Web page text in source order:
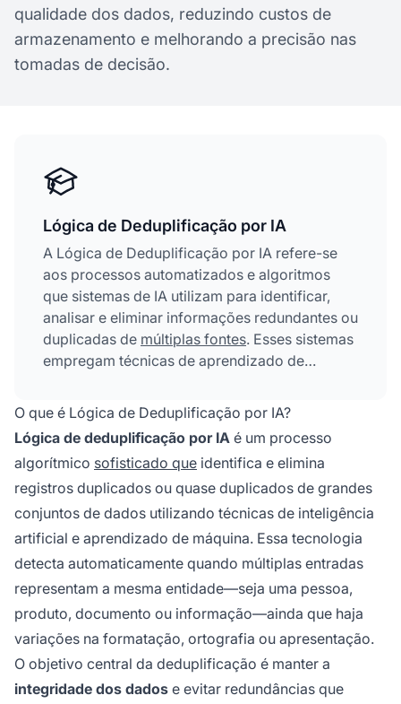
qualidade dos dados, reduzindo custos de
armazenamento e melhorando a precisão nas
tomadas de decisão.
Lógica de Deduplificação por IA
A Lógica de Deduplificação por IA refere-se
aos processos automatizados e algoritmos
que sistemas de IA utilizam para identificar,
analisar e eliminar informações redundantes ou
duplicadas de múltiplas fontes. Esses sistemas
empregam técnicas de aprendizado de
e correspondência de similaridade para
reconhecer conteúdos idênticos ou altamente
semelhantes em diversos repositórios de
dados, garantindo qualidade dos dados,
reduzindo custos de armazenamento e
melhorando a precisão nas tomadas de
decisão.
O que é Lógica de Deduplificação por IA?
Lógica de deduplificação por IA é um processo
algorítmico sofisticado que identifica e elimina
registros duplicados ou quase duplicados de grandes
conjuntos de dados utilizando técnicas de inteligência
artificial e aprendizado de máquina. Essa tecnologia
detecta automaticamente quando múltiplas entradas
representam a mesma entidade—seja uma pessoa,
produto, documento ou informação—ainda que haja
variações na formatação, ortografia ou apresentação.
O objetivo central da deduplificação é manter a
integridade dos dados e evitar redundâncias que